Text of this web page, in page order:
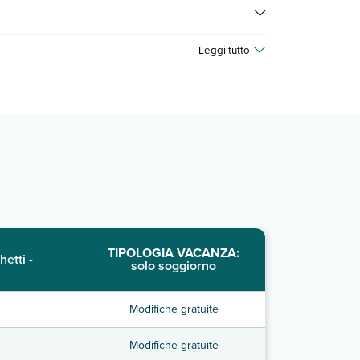
Leggi tutto
- TIPOLOGIA VACANZA:
solo soggiorno
Modifiche gratuite
Modifiche gratuite